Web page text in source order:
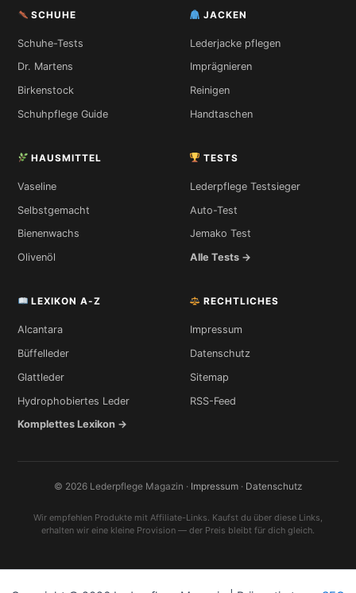
SCHUHE
Schuhe-Tests
Dr. Martens
Birkenstock
Schuhpflege Guide
JACKEN
Lederjacke pflegen
Imprägnieren
Reinigen
Handtaschen
HAUSMITTEL
Vaseline
Selbstgemacht
Bienenwachs
Olivenöl
TESTS
Lederpflege Testsieger
Auto-Test
Jemako Test
Alle Tests →
LEXIKON A-Z
Alcantara
Büffelleder
Glattleder
Hydrophobiertes Leder
Komplettes Lexikon →
RECHTLICHES
Impressum
Datenschutz
Sitemap
RSS-Feed
© 2026 Lederpflege Magazin · Impressum · Datenschutz
Wir empfehlen Produkte mit Affiliate-Links. Kaufst du über diese Links,
erhalten wir eine kleine Provision — der Preis bleibt für dich gleich.